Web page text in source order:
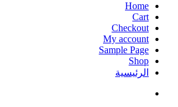
Home
Cart
Checkout
My account
Sample Page
Shop
الرئيسية